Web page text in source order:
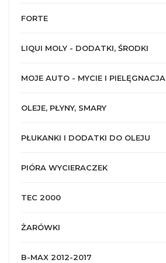
FORTE
LIQUI MOLY - DODATKI, ŚRODKI
MOJE AUTO - MYCIE I PIELĘGNACJA
OLEJE, PŁYNY, SMARY
PŁUKANKI I DODATKI DO OLEJU
PIÓRA WYCIERACZEK
TEC 2000
ŻARÓWKI
B-MAX 2012-2017